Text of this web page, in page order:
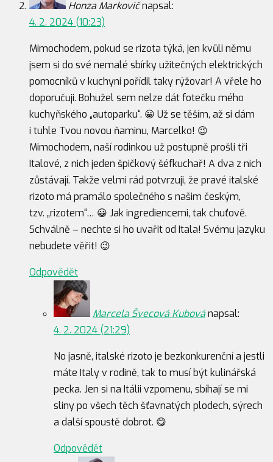
Honza Markovičnapsal:
4. 2. 2024 (10:23)
Mimochodem, pokud se rizota týká, jen kvůli němu
jsem si do své nemalé sbírky užitečných elektrických
pomocníků v kuchyni pořídil taky rýžovar! A vřele ho
doporučuji. Bohužel sem nelze dát fotečku mého
kuchyňského „autoparku“. 😀 Už se těším, až si dám
i tuhle Tvou novou ňaminu, Marcelko! 😉
Mimochodem, naší rodinkou už postupně prošli tři
Italové, z nich jeden špičkový šéfkuchař! A dva z nich
zůstávají. Takže velmi rád potvrzuji, že pravé italské
rizoto má pramálo společného s našim českým,
tzv. „rizotem“… 😀 Jak ingrediencemi, tak chuťově.
Schválně – nechte si ho uvařit od Itala! Svému jazyku
nebudete věřit! 😉
Odpovědět
Marcela Švecová Kubovánapsal:
4. 2. 2024 (21:29)
No jasně, italské rizoto je bezkonkurenční a jestli
máte Italy v rodině, tak to musí být kulinářská
pecka. Jen si na Itálii vzpomenu, sbíhají se mi
sliny po všech těch šťavnatých plodech, sýrech
a další spoustě dobrot. 😋
Odpovědět